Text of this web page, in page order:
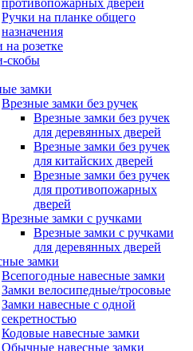
противопожарных дверей
Ручки на планке общего
назначения
на розетке
скобы
замки
Врезные замки без ручек
Врезные замки без ручек
для деревянных дверей
Врезные замки без ручек
для китайских дверей
Врезные замки без ручек
для противопожарных
дверей
Врезные замки с ручками
Врезные замки с ручками
для деревянных дверей
замки
Всепогодные навесные замки
Замки велосипедные/тросовые
Замки навесные с одной
секретностью
Кодовые навесные замки
Обычные навесные замки